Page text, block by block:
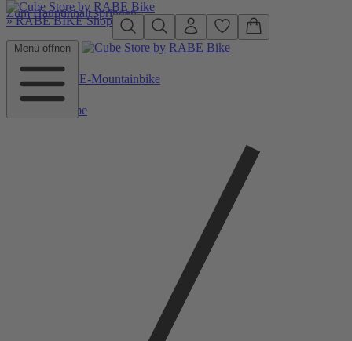
Zum Hauptinhalt springen
»RABE BIKE Shop
Menü öffnen
Zurück zu E-Mountainbike
Home